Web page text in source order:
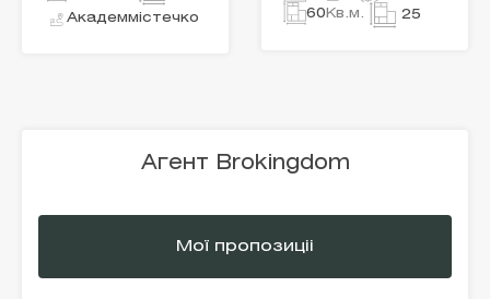
Академмістечко
60 Кв.м. 25
Агент Brokingdom
Мої пропозиціі